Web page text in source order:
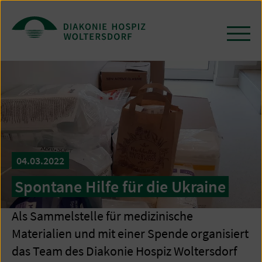
Zum
Seiteninhalt
springen
/
04.03.2022
Spontane Hilfe für die Ukraine
Als Sammelstelle für medizinische
Materialien und mit einer Spende organisiert
das Team des Diakonie Hospiz Woltersdorf